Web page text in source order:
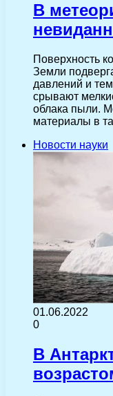
В
Поверхность
Земли
давлений и
срывают
облака пыли.
материалы в
Новости науки
01.06.2022
0
В